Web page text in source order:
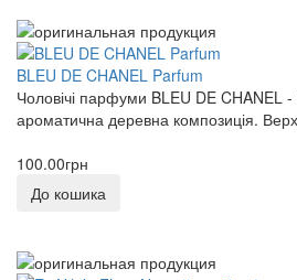
BLEU DE CHANEL Parfum
Чоловічі парфуми BLEU DE CHANEL -
ароматична деревна композиція.
100.00грн
До кошика